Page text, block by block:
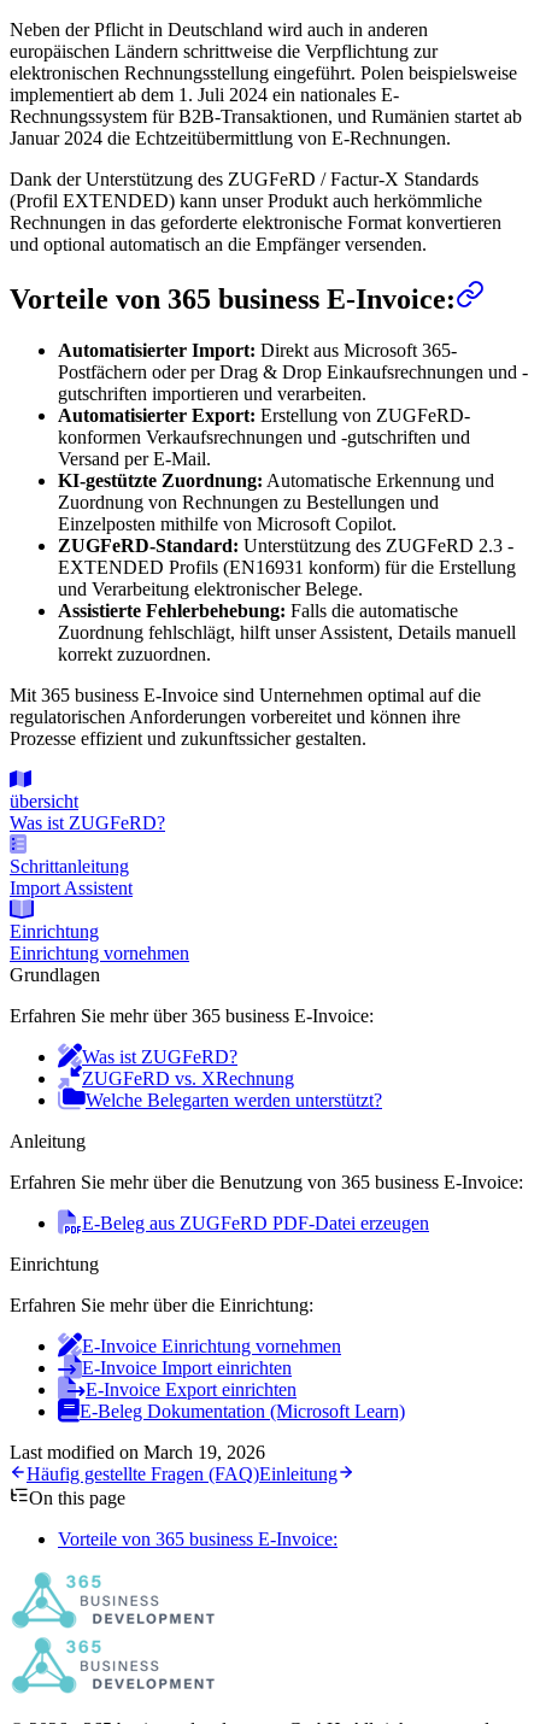
Neben der Pflicht in Deutschland wird auch in anderen
europäischen Ländern schrittweise die Verpflichtung zur
elektronischen Rechnungsstellung eingeführt. Polen beispielsweise
implementiert ab dem 1. Juli 2024 ein nationales E-
Rechnungssystem für B2B-Transaktionen, und Rumänien startet ab
Januar 2024 die Echtzeitübermittlung von E-Rechnungen.
Dank der Unterstützung des ZUGFeRD / Factur-X Standards
(Profil EXTENDED) kann unser Produkt auch herkömmliche
Rechnungen in das geforderte elektronische Format konvertieren
und optional automatisch an die Empfänger versenden.
Vorteile von 365 business E-Invoice:
Automatisierter Import: Direkt aus Microsoft 365-
Postfächern oder per Drag & Drop Einkaufsrechnungen und -
gutschriften importieren und verarbeiten.
Automatisierter Export: Erstellung von ZUGFeRD-
konformen Verkaufsrechnungen und -gutschriften und
Versand per E-Mail.
KI-gestützte Zuordnung: Automatische Erkennung und
Zuordnung von Rechnungen zu Bestellungen und
Einzelposten mithilfe von Microsoft Copilot.
ZUGFeRD-Standard: Unterstützung des ZUGFeRD 2.3 -
EXTENDED Profils (EN16931 konform) für die Erstellung
und Verarbeitung elektronischer Belege.
Assistierte Fehlerbehebung: Falls die automatische
Zuordnung fehlschlägt, hilft unser Assistent, Details manuell
korrekt zuzuordnen.
Mit 365 business E-Invoice sind Unternehmen optimal auf die
regulatorischen Anforderungen vorbereitet und können ihre
Prozesse effizient und zukunftssicher gestalten.
übersicht
Was ist ZUGFeRD?
Schrittanleitung
Import Assistent
Einrichtung
Einrichtung vornehmen
Grundlagen
Erfahren Sie mehr über 365 business E-Invoice:
Was ist ZUGFeRD?
ZUGFeRD vs. XRechnung
Welche Belegarten werden unterstützt?
Anleitung
Erfahren Sie mehr über die Benutzung von 365 business E-Invoice:
E-Beleg aus ZUGFeRD PDF-Datei erzeugen
Einrichtung
Erfahren Sie mehr über die Einrichtung:
E-Invoice Einrichtung vornehmen
E-Invoice Import einrichten
E-Invoice Export einrichten
E-Beleg Dokumentation (Microsoft Learn)
Last modified on March 19, 2026
Häufig gestellte Fragen (FAQ)Einleitung
On this page
Vorteile von 365 business E-Invoice: